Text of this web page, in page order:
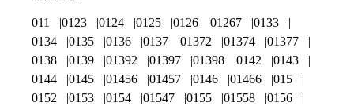
011 0123 0124 0125 0126 01267
0133
0134
0135 0136 0137 01372 01374
01377
0138
0139 01392 01397 01398 0142
0143
0144
0145 01456 01457 0146 01466
015
0152
0153 0154 01547 0155 01558
0156